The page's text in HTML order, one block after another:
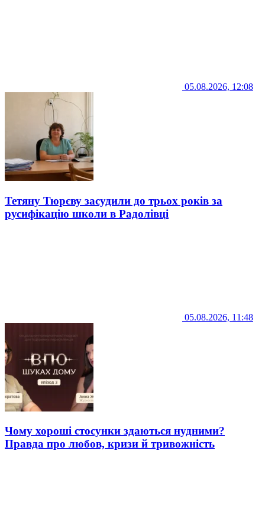
05.08.2026, 12:08
Тетяну Тюрєву засудили до трьох років за
русифікацію школи в Радолівці
05.08.2026, 11:48
Чому хороші стосунки здаються нудними?
Правда про любов, кризи й тривожність